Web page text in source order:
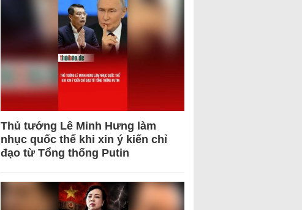
Thủ tướng Lê Minh Hưng làm
nhục quốc thể khi xin ý kiến chỉ
đạo từ Tổng thống Putin